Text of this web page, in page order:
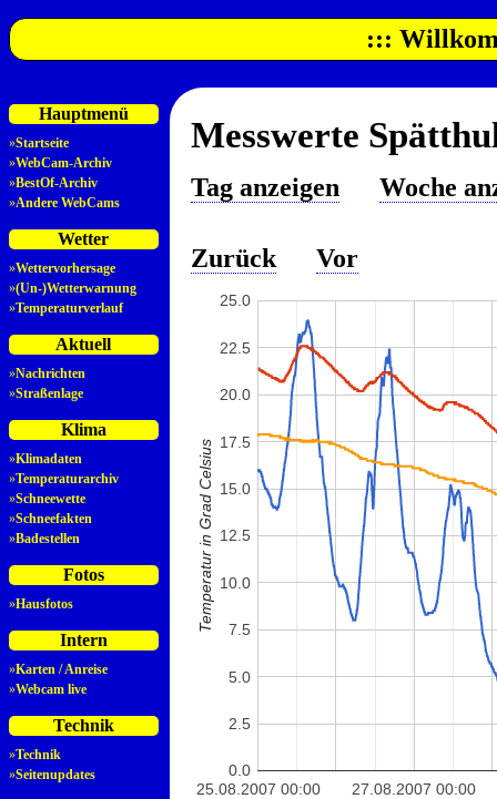
:::
Hauptmenü
»Startseite
»WebCam-Archiv
»BestOf-Archiv
»Andere WebCams
Wetter
»Wettervorhersage
»(Un-)Wetterwarnung
»Temperaturverlauf
Aktuell
»Nachrichten
»Straßenlage
Klima
»Klimadaten
»Temperaturarchiv
»Schneewette
»Schneefakten
»Badestellen
Fotos
»Hausfotos
Intern
»Karten / Anreise
»Webcam live
Technik
»Technik
»Seitenupdates
Messwerte
Tag anzeigen Woche
Zurück Vor
25.08.2007 00:00 27.08.2007 00:00
0.0
2.5
5.0
7.5
10.0
12.5
15.0
17.5
20.0
22.5
25.0
Temperatur in Grad Celsius